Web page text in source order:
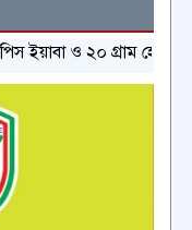
২০ গ্রাম হেরোইনসহ একজন